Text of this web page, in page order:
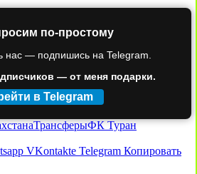
по-простому
нас — подпишись на Telegram.
— от меня подарки.
в Telegram
ТрансферыФК Туран
VKontakte Telegram Копировать